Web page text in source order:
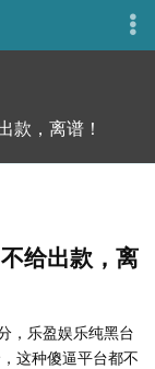
款，离谱！
给出款，离
，乐盈娱乐纯黑台
这种傻逼平台都不